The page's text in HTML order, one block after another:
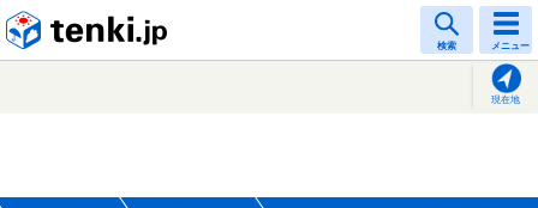
検索 メニュー
現在地